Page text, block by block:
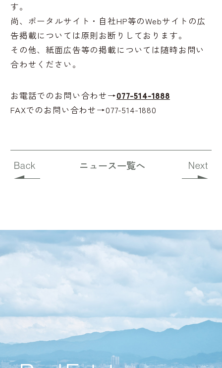
す。
尚、ポータルサイト・自社HP等のWebサイトの広
告掲載については原則お断りしております。
その他、紙面広告等の掲載については随時お問い
合わせください。
お電話でのお問い合わせ→077-514-1888
FAXでのお問い合わせ→077-514-1880
Back ニュース一覧へ Next